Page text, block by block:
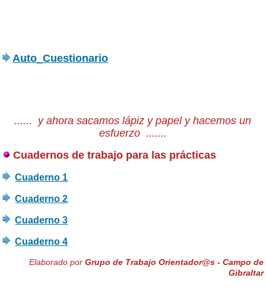
Auto_Cuestionario
...... y ahora sacamos lápiz y papel y hacemos un
esfuerzo .......
Cuadernos de trabajo para las prácticas
Cuaderno 1
Cuaderno 2
Cuaderno 3
Cuaderno 4
Elaborado porGrupo de Trabajo Orientador@s - Campo de
Gibraltar